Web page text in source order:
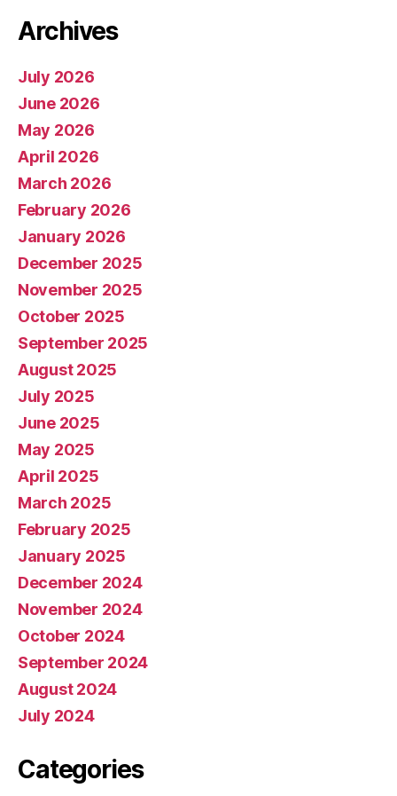
Archives
July 2026
June 2026
May 2026
April 2026
March 2026
February 2026
January 2026
December 2025
November 2025
October 2025
September 2025
August 2025
July 2025
June 2025
May 2025
April 2025
March 2025
February 2025
January 2025
December 2024
November 2024
October 2024
September 2024
August 2024
July 2024
Categories